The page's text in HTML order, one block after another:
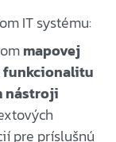
IT systému:
mapovej
nástroji
pre príslušnú